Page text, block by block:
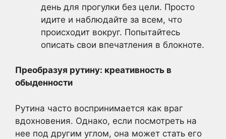
день для прогулки без цели. Просто
идите и наблюдайте за всем, что
происходит вокруг. Попытайтесь
описать свои впечатления в блокноте.
Преобразуя рутину: креативность в
обыденности
Рутина часто воспринимается как враг
вдохновения. Однако, если посмотреть на
нее под другим углом, она может стать его